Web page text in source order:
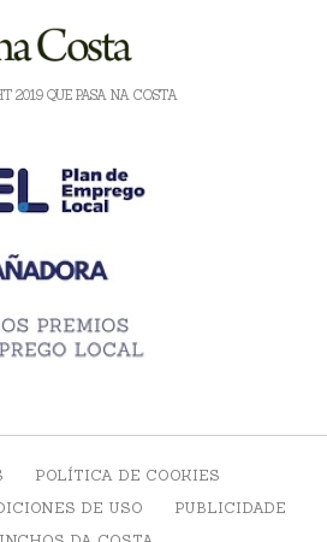
2019 QUE PASA NA COSTA
POLÍTICA DE COOKIES
DE USO
PUBLICIDADE